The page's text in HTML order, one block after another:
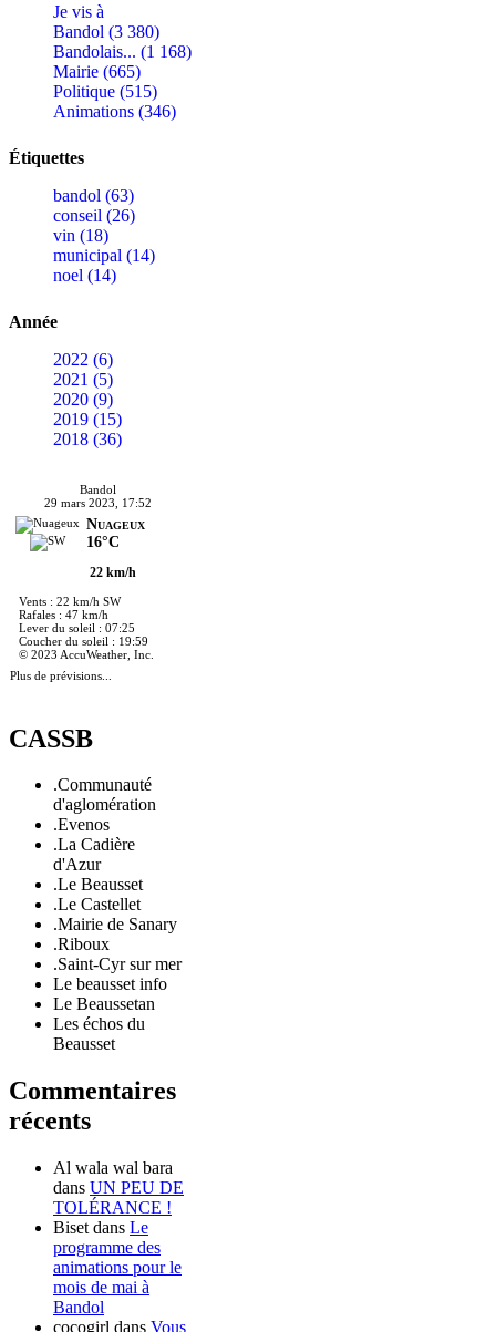
Je vis à
Bandol (3 380)
Bandolais... (1 168)
Mairie (665)
Politique (515)
Animations (346)
Étiquettes
bandol (63)
conseil (26)
vin (18)
municipal (14)
noel (14)
Année
2022 (6)
2021 (5)
2020 (9)
2019 (15)
2018 (36)
Bandol
29 mars 2023, 17:52
Nuageux
16°C
22 km/h
Vents : 22 km/h SW
Rafales : 47 km/h
Lever du soleil : 07:25
Coucher du soleil : 19:59
© 2023 AccuWeather, Inc.
Plus de prévisions...
CASSB
.Communauté
d'aglomération
.Evenos
.La Cadière
d'Azur
.Le Beausset
.Le Castellet
.Mairie de Sanary
.Riboux
.Saint-Cyr sur mer
Le beausset info
Le Beaussetan
Les échos du
Beausset
Commentaires
récents
Al wala wal bara
dans UN PEU DE
TOLÉRANCE !
Biset dans Le
programme des
animations pour le
mois de mai à
Bandol
cocogirl dans Vous